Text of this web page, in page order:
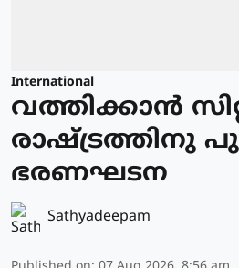
International
വത്തിക്കാന്‍
രാഷ്ട്രത്തിനു
ഭരണഘടന
Sathyadeepam